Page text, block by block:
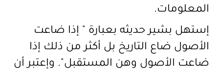
المعلومات.
إستهل بشير حديثه بعبارة " إذا ضاعت
الأصول ضاع التاريخ بل أكثر من ذلك إذا
ضاعت الأصول وهن المستقبل". وإعتبر أن